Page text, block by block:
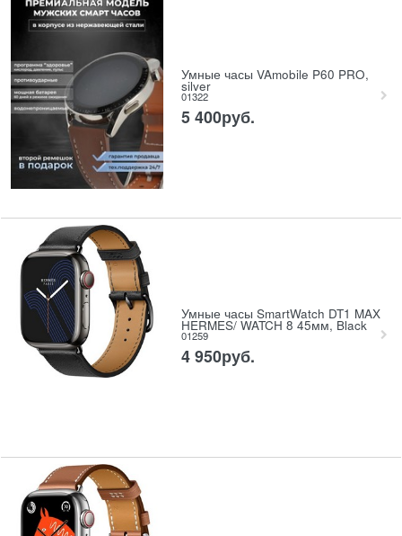
Умные часы VAmobile P60 PRO,
silver
01322
5 400руб.
Умные часы SmartWatch DT1 MAX
HERMES/ WATCH 8 45мм, Black
01259
4 950руб.